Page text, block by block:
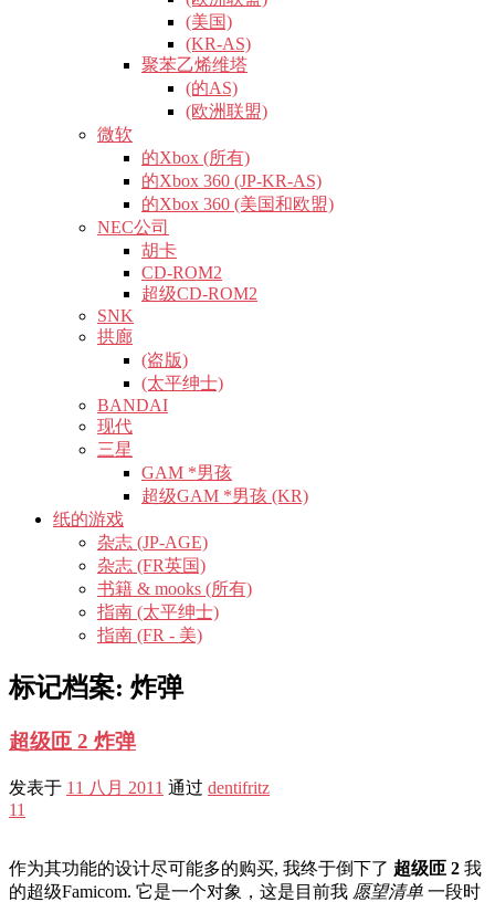
(美国)
(KR-AS)
聚苯乙烯维塔
(的AS)
(欧洲联盟)
微软
的Xbox (所有)
的Xbox 360 (JP-KR-AS)
的Xbox 360 (美国和欧盟)
NEC公司
胡卡
CD-ROM2
超级CD-ROM2
SNK
拱廊
(盗版)
(太平绅士)
BANDAI
现代
三星
GAM *男孩
超级GAM *男孩 (KR)
纸的游戏
杂志 (JP-AGE)
杂志 (FR英国)
书籍 & mooks (所有)
指南 (太平绅士)
指南 (FR - 美)
标记档案: 炸弹
超级匝 2 炸弹
发表于 11 八月 2011 通过 dentifritz
11
作为其功能的设计尽可能多的购买, 我终于倒下了 超级匝 2 我
的超级Famicom. 它是一个对象，这是目前我 愿望清单 一段时